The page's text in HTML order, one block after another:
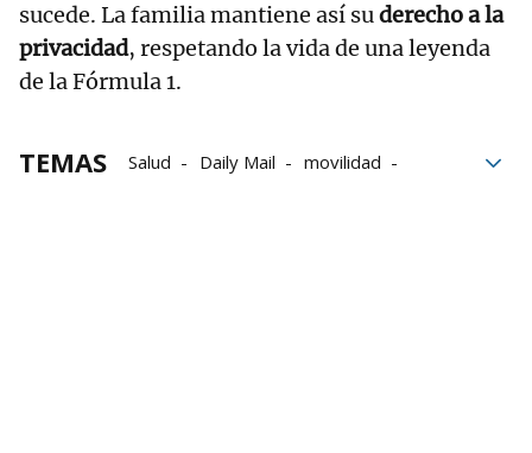
sucede. La familia mantiene así suderecho a la
privacidad, respetando la vida de una leyenda
de la Fórmula 1.
TEMAS Salud Daily Mail
movilidad